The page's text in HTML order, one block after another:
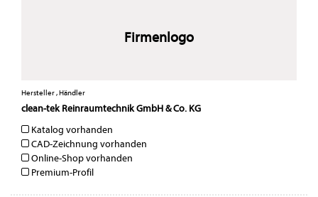
Firmenlogo
Hersteller , Händler
clean-tek Reinraumtechnik GmbH & Co. KG
Katalog vorhanden
CAD-Zeichnung vorhanden
Online-Shop vorhanden
Premium-Profil